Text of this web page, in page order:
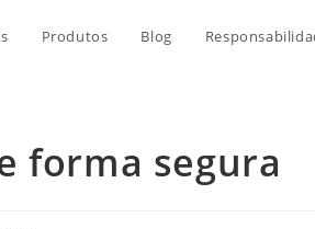
Produtos Blog
forma segura